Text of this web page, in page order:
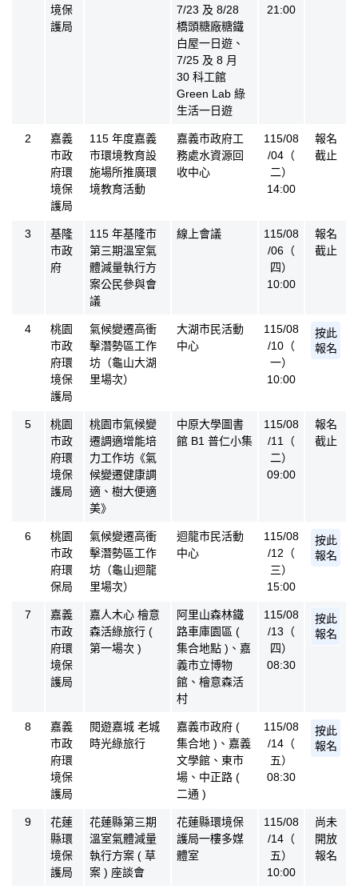
境保
護局
7/23 及 8/28
橋頭糖廠糖鐵
白屋一日遊、
7/25 及 8 月
30 科工館
Green Lab 綠
生活一日遊
21:00
2
嘉義
市政
府環
境保
護局
115 年度嘉義
市環境教育設
施場所推廣環
境教育活動
嘉義市政府工
務處水資源回
收中心
115/08
/04（
二）
14:00
報名
截止
3
基隆
市政
府
115 年基隆市
第三期溫室氣
體減量執行方
案公民參與會
議
線上會議
115/08
/06（
四）
10:00
報名
截止
4
桃園
市政
府環
境保
護局
氣候變遷高衝
擊潛勢區工作
坊（龜山大湖
里場次）
大湖市民活動
中心
115/08
/10（
一）
10:00
按此
報名
5
桃園
市政
府環
境保
護局
桃園市氣候變
遷調適增能培
力工作坊《氣
候變遷健康調
適、樹大便適
美》
中原大學圖書
館 B1 普仁小集
115/08
/11（
二）
09:00
報名
截止
6
桃園
市政
府環
保局
氣候變遷高衝
擊潛勢區工作
坊（龜山迴龍
里場次）
迴龍市民活動
中心
115/08
/12（
三）
15:00
按此
報名
7
嘉義
市政
府環
境保
護局
嘉人木心 檜意
森活綠旅行 (
第一場次 )
阿里山森林鐵
路車庫園區 (
集合地點 )、嘉
義市立博物
館、檜意森活
村
115/08
/13（
四）
08:30
按此
報名
8
嘉義
市政
府環
境保
護局
閱遊嘉城 老城
時光綠旅行
嘉義市政府 (
集合地 )、嘉義
文學館、東市
場、中正路 (
二通 )
115/08
/14（
五）
08:30
按此
報名
9
花蓮
縣環
境保
護局
花蓮縣第三期
溫室氣體減量
執行方案 ( 草
案 ) 座談會
花蓮縣環境保
護局一樓多媒
體室
115/08
/14（
五）
10:00
尚未
開放
報名